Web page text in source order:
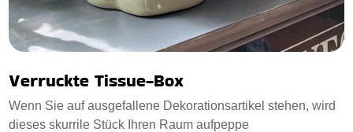
Verruckte Tissue-Box
Wenn Sie auf ausgefallene Dekorationsartikel stehen, wird
dieses skurrile Stück Ihren Raum aufpeppe